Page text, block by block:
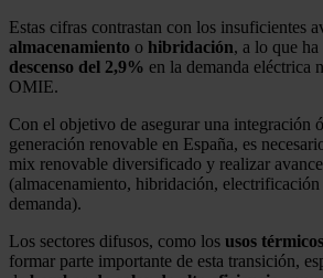
Estas cifras contrastan con los insuficientes
almacenamiento o hibridación, a lo que ha
descenso del 2,9% en la demanda eléctrica
OMIE.
Con el objetivo de asegurar una integración
generación renovable en España, es
mix renovable diversificado y realizar
(almacenamiento, hibridación,
demanda).
Los sectores difusos, como los usos térmicos
formar parte importante de esta transición,